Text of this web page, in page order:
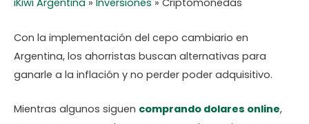
iKiwi Argentina » Inversiones » Criptomonedas
Con la implementación del cepo cambiario en
Argentina, los ahorristas buscan alternativas para
ganarle a la inflación y no perder poder adquisitivo.
Mientras algunos siguen comprando dolares online,